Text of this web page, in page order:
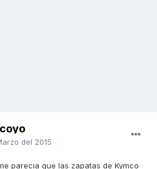
del 2015
parecia que las zapatas de Kymco